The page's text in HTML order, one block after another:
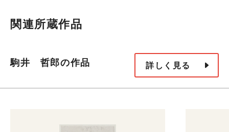
関連所蔵作品
駒井 哲郎の作品 詳しく見る